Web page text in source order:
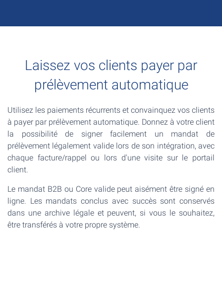
Laissez vos clients payer par
prélèvement automatique
Utilisez les paiements récurrents et convainquez vos clients
à payer par prélèvement automatique. Donnez à votre client
la possibilité de signer facilement un mandat de
prélèvement légalement valide lors de son intégration, avec
chaque facture/rappel ou lors d'une visite sur le portail
client.
Le mandat B2B ou Core valide peut aisément être signé en
ligne. Les mandats conclus avec succès sont conservés
dans une archive légale et peuvent, si vous le souhaitez,
être transférés à votre propre système.